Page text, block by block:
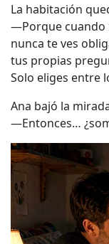
La habitación
—Porque
nunca te ves
tus propias
Solo eliges entre
Ana bajó la
—Entonces…